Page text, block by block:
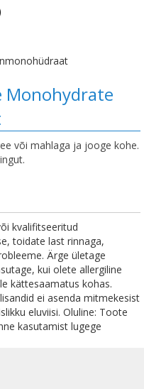
Monohydrate
või mahlaga ja jooge kohe.
kvalifitseeritud
toidate last rinnaga,
Ärge ületage
kui olete allergiline
kättesaamatus kohas.
ei asenda mitmekesist
eluviisi. Oluline: Toote
kasutamist lugege